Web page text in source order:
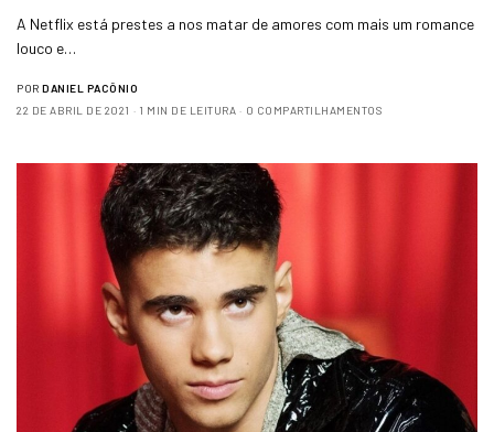
A Netflix está prestes a nos matar de amores com mais um romance
louco e…
POR DANIEL PACÔNIO
22 DE ABRIL DE 2021
1 MIN DE LEITURA 0 COMPARTILHAMENTOS